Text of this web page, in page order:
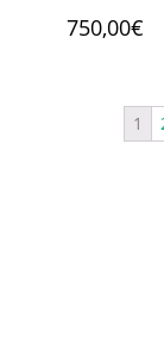
750,00€
1